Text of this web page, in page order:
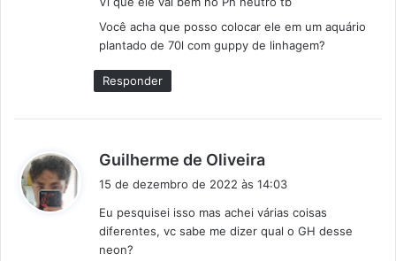
:
Você acha que posso colocar ele em um aquário
plantado de 70l com guppy de linhagem?
Responder
Guilherme de Oliveira
i
s
e
15 de dezembro de 2022 às 14:03
Eu pesquisei isso mas achei várias coisas
diferentes, vc sabe me dizer qual o GH desse
neon?